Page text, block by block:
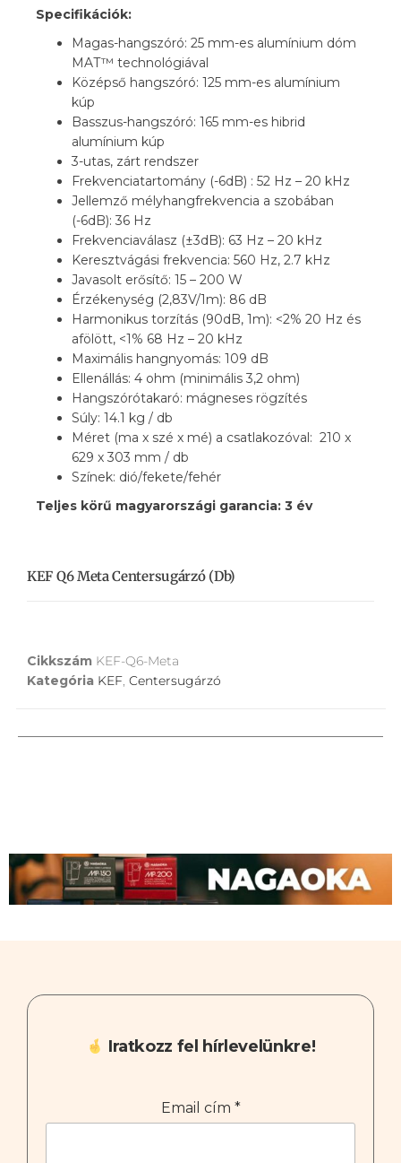
Specifikációk:
Magas-hangszóró: 25 mm-es alumínium dóm
MAT™ technológiával
Középső hangszóró: 125 mm-es alumínium
kúp
Basszus-hangszóró: 165 mm-es hibrid
alumínium kúp
3-utas, zárt rendszer
Frekvenciatartomány (-6dB) : 52 Hz – 20 kHz
Jellemző mélyhangfrekvencia a szobában
(-6dB): 36 Hz
Frekvenciaválasz (±3dB): 63 Hz – 20 kHz
Keresztvágási frekvencia: 560 Hz, 2.7 kHz
Javasolt erősítő: 15 – 200 W
Érzékenység (2,83V/1m): 86 dB
Harmonikus torzítás (90dB, 1m): <2% 20 Hz és
afölött, <1% 68 Hz – 20 kHz
Maximális hangnyomás: 109 dB
Ellenállás: 4 ohm (minimális 3,2 ohm)
Hangszórótakaró: mágneses rögzítés
Súly: 14.1 kg / db
Méret (ma x szé x mé) a csatlakozóval: 210 x
629 x 303 mm / db
Színek: dió/fekete/fehér
Teljes körű magyarországi garancia: 3 év
KEF Q6 Meta Centersugárzó (db)
Cikkszám KEF-Q6-Meta
Kategória KEF, Centersugárzó
Iratkozz fel hírlevelünkre!
Email cím *